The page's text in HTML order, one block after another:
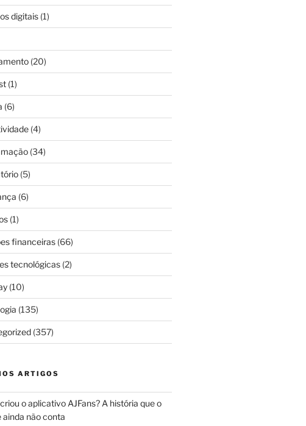
digitais(1)
(20)
(1)
(6)
(4)
(34)
(5)
(6)
(1)
financeiras(66)
tecnológicas(2)
(10)
(135)
(357)
ARTIGOS
o aplicativo AJFans? A história que o
ainda não conta